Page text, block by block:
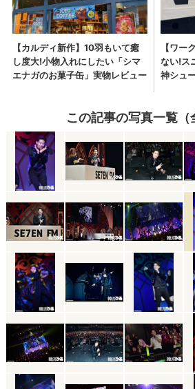
この記事の写真一覧（